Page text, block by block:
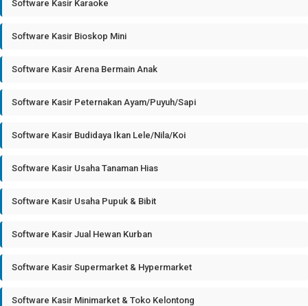
Software Kasir Karaoke
Software Kasir Bioskop Mini
Software Kasir Arena Bermain Anak
Software Kasir Peternakan Ayam/Puyuh/Sapi
Software Kasir Budidaya Ikan Lele/Nila/Koi
Software Kasir Usaha Tanaman Hias
Software Kasir Usaha Pupuk & Bibit
Software Kasir Jual Hewan Kurban
Software Kasir Supermarket & Hypermarket
Software Kasir Minimarket & Toko Kelontong